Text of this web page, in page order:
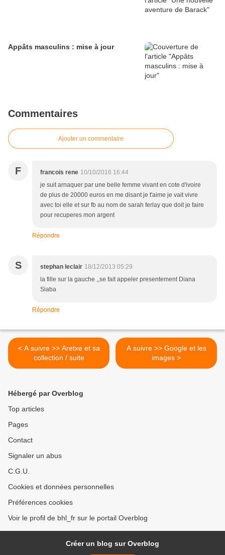
Appâts masculins : mise à jour
Commentaires
Ajouter un commentaire
F francois rene 10/10/2016 16:44
je suit arnaquer par une belle femme vivant en cote d'ivoire
de plus de 20000 euros en me disant je t'aime je vait vivre
avec toi elle et sur fb au nom de sarah ferlay que doit je faire
pour recuperes mon argent
Répondre
S stephan leclair 18/12/2013 05:29
la fille sur la gauche ,,se fait appeler presentement Diana
Siaba
Répondre
< A suivre >> Aretxe et sa
collection / suite
A suivre >> Google et les
images >
Hébergé par Overblog
Top articles
Pages
Contact
Signaler un abus
C.G.U.
Cookies et données personnelles
Préférences cookies
Voir le profil de bhl_fr sur le portail Overblog
Créer un blog sur Overblog